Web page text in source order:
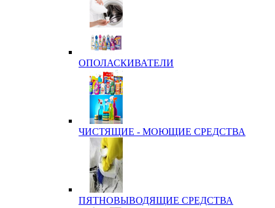
ОПОЛАСКИВАТЕЛИ
ЧИСТЯЩИЕ - МОЮЩИЕ СРЕДСТВА
ПЯТНОВЫВОДЯЩИЕ СРЕДСТВА